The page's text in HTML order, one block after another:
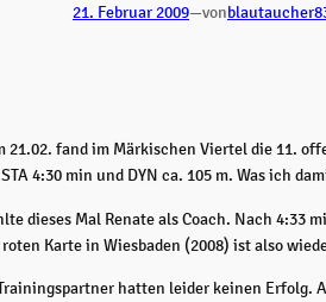
21. Februar 2009—von
21.02. fand im Märkischen Viertel die 11.
4:30 min und DYN ca. 105 m. Was ich
dieses Mal Renate als Coach. Nach 4:33
Karte in Wiesbaden (2008) ist also
hatten leider keinen Erfolg.